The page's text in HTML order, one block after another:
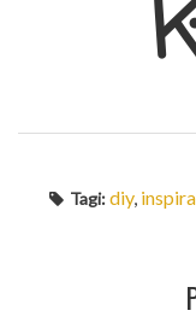
Tagi:diy,